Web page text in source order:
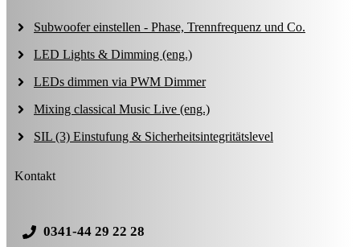
Subwoofer einstellen - Phase, Trennfrequenz und Co.
LED Lights & Dimming (eng.)
LEDs dimmen via PWM Dimmer
Mixing classical Music Live (eng.)
SIL (3) Einstufung & Sicherheitsintegritätslevel
Kontakt
0341-44 29 22 28